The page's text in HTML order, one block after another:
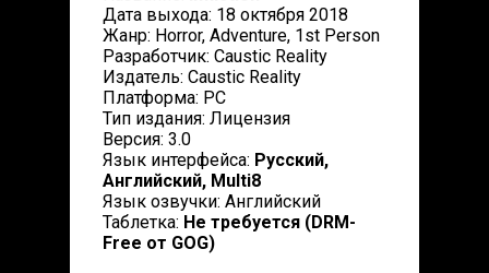
Дата выхода: 18 октября 2018
Жанр: Horror, Adventure, 1st Person
Разработчик: Caustic Reality
Издатель: Caustic Reality
Платформа: PC
Тип издания: Лицензия
Версия: 3.0
Язык интерфейса: Русский,
Английский, Multi8
Язык озвучки: Английский
Таблетка: Не требуется (DRM-
Free от GOG)